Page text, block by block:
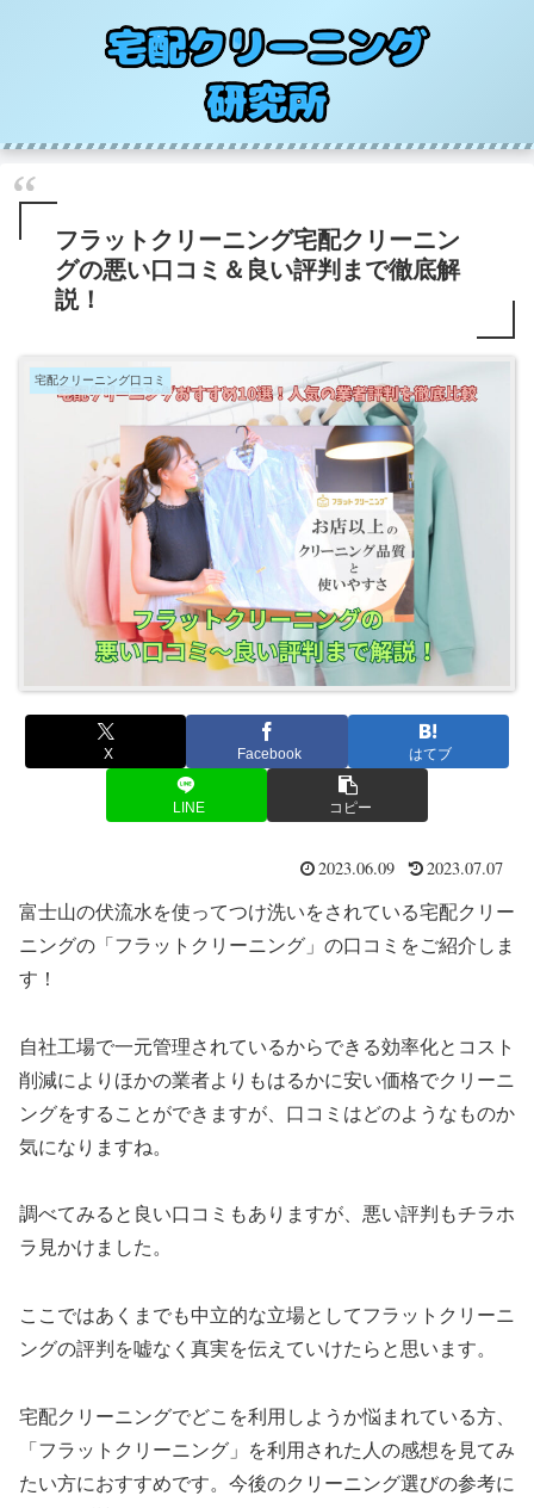
フラットクリーニング宅配クリーニン
グの悪い口コミ＆良い評判まで徹底解
説！
宅配クリーニング口コミ
X Facebook はてブ
LINE コピー
2023.06.09 2023.07.07
富士山の伏流水を使ってつけ洗いをされている宅配クリー
ニングの「フラットクリーニング」の口コミをご紹介しま
す！
自社工場で一元管理されているからできる効率化とコスト
削減によりほかの業者よりもはるかに安い価格でクリーニ
ングをすることができますが、口コミはどのようなものか
気になりますね。
調べてみると良い口コミもありますが、悪い評判もチラホ
ラ見かけました。
ここではあくまでも中立的な立場としてフラットクリーニ
ングの評判を嘘なく真実を伝えていけたらと思います。
宅配クリーニングでどこを利用しようか悩まれている方、
「フラットクリーニング」を利用された人の感想を見てみ
たい方におすすめです。今後のクリーニング選びの参考に